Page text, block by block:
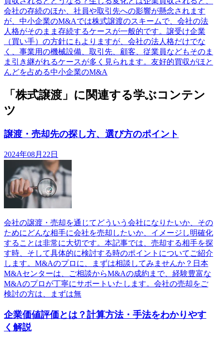
会社の存続のほか、社員や取引先への影響が懸念されます
が、中小企業のM&Aでは株式譲渡のスキームで、会社の法
人格がそのまま存続するケースが一般的です。譲受け企業
（買い手）の方針にもよりますが、会社の法人格だけでな
く、事業用の機械設備、取引先、顧客、従業員などもそのま
ま引き継がれるケースが多く見られます。友好的買収がほと
んどを占める中小企業のM&A
「株式譲渡」に関連する学ぶコンテン
ツ
譲渡・売却先の探し方、選び方のポイント
2024年08月22日
会社の譲渡・売却を通じてどういう会社になりたいか、その
ためにどんな相手に会社を売却したいか、イメージし明確化
することは非常に大切です。本記事では、売却する相手を探
す時、そして具体的に検討する時のポイントについてご紹介
します。M&Aのプロに、まずは相談してみませんか？日本
M&Aセンターは、ご相談からM&Aの成約まで、経験豊富な
M&Aのプロが丁寧にサポートいたします。会社の売却をご
検討の方は、まずは無
企業価値評価とは？計算方法・手法をわかりやす
く解説